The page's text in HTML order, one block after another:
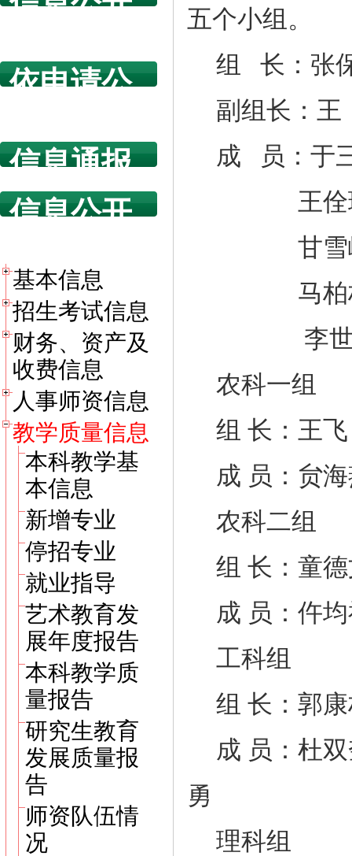
依申请公
信息通报
信息公开
基本信息
招生考试信息
财务、资产及
收费信息
人事师资信息
教学质量信息
本科教学基
本信息
新增专业
停招专业
就业指导
艺术教育发
展年度报告
本科教学质
量报告
研究生教育
发展质量报
告
师资队伍情
况
五个小组。
组 长：张
副组长：
成 员：于
王佺珍
甘
马
李
农科一组
组 长：王飞
成 员：贠
农科二组
组 长：童
成 员：仵
工科组
组 长：郭
成 员：杜
勇
理科组